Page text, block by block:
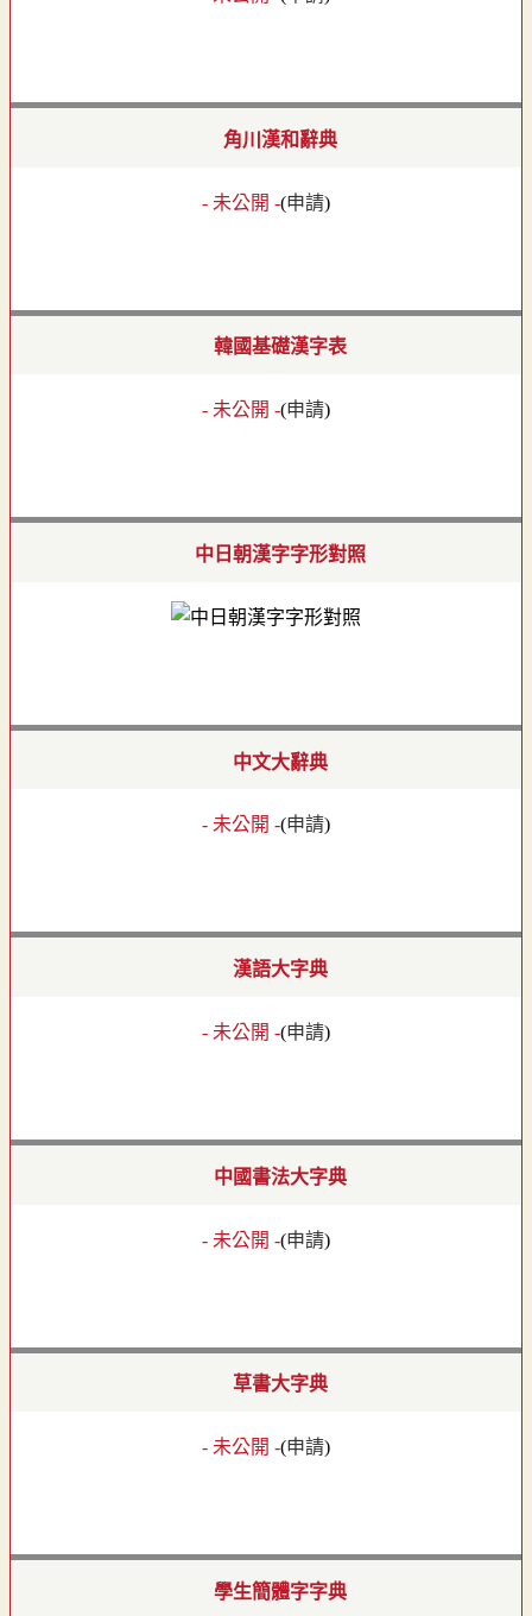
角川漢和辭典
- 未公開 -(申請)
韓國基礎漢字表
- 未公開 -(申請)
中日朝漢字字形對照
中文大辭典
- 未公開 -(申請)
漢語大字典
- 未公開 -(申請)
中國書法大字典
- 未公開 -(申請)
草書大字典
- 未公開 -(申請)
學生簡體字字典